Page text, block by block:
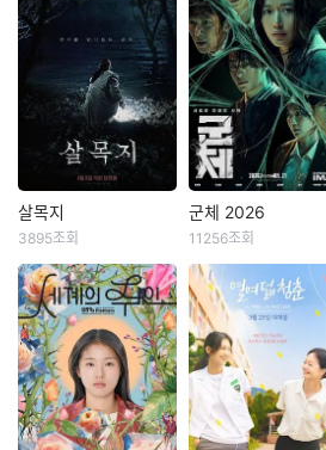
앵글’ 공연 제안이 들
어오고, 인생의 마지
막 기회를 잡기 위해
멤버들을 찾아 나선
다. “전쟁이 터져도,
오늘 우리는 무대에
서는 거야!” 생계형
방송인이 된 현우, 재
벌가 며느리가 된 도
미, 솔로 앨범으로 빚
더미에 앉은 상구까
지. 세 사람은 다시
모여 공연장으로 향
하지만, 과거 ‘트라이
앵글’의 라이벌 발라
드 왕자 성곤과 악연
으로 얽힌 전소속사
박대표까지 나타나며
상황은 점점 걷잡을
00원을 훔친 절도범
을 검거하고 그가 서
울 강남 살인사건의
유력 용의자임을 밝
혀낸다. 그러나 이미
범인이 체포되고 사
건은 종결된 상황. 진
범을 잡기 위해 서울
로 출장을 떠난 이들
은 담당 검사 ‘미주’의
재수사 지원을 약속
받고 강남 경찰서에
공조를 요청하지만
팀웍인지 팀킬인지
모를 이들의 태도에
사건은 난관에 봉착
하는데… 하나의 사
건, 두 명의 용의자
벼랑 끝 물러설 수 없
좀비가 창궐한 세상,
엄마의 집착 속에 빙
상장을 떠나지 못하
는 피겨 유망주 아영.
사랑을 영원히 박제
하기 위해 자신의 귀
를 잘라 건네는 윤일.
좀비로 변한 동생을
살리기 위해 백신을
찾는 기쁨. 무엇도 믿
기괴한 세 가지 사랑
이 시작된다.
범죄 조직에게 납치
당한 아내를 구출하
기 위해 얼떨결에 힘
을 합친 전남편 ‘충
식’과 현남편 ‘민석’의
예측불허 작전을 그
린 코믹 액션 영화
살목지
김준한
기이한 소문이 끊이
지 않는 저수지 살목
지의 로드뷰 화면에
촬영한 적 없는 정체
불명의 형체가 포착
된다. 오늘 안에 반드
살목지
3895조회
군체 2026
지창욱
서울 도심의 초고층
빌딩에서 정체불명의
집단 감염사태가 발
생한다. 건물은 순식
간에 봉쇄되고, 그 안
에 있던 사람들은 그
군체 2026
11256조회